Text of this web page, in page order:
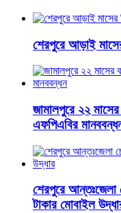
শেরপুরে আড়াই
জামালপুরে ২২
এফপিএবির
শেরপুরে
টাকার মোবাইল